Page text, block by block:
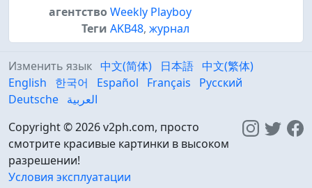
агентствоWeekly Playboy
Теги AKB48, журнал
Изменить язык 中文(简体) 日本語 中文(繁体)
English
한국어 Español Français
Русский
Deutsche العربية
Copyright © 2026 v2ph.com, просто
смотрите красивые картинки в высоком
разрешении!
Условия эксплуатации